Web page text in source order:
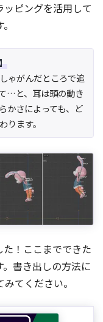
ピングを活用して
ゃがんだところで追
…と、耳は頭の動き
かさによっても、ど
ります。
！ここまでできた
書き出しの方法に
てください。